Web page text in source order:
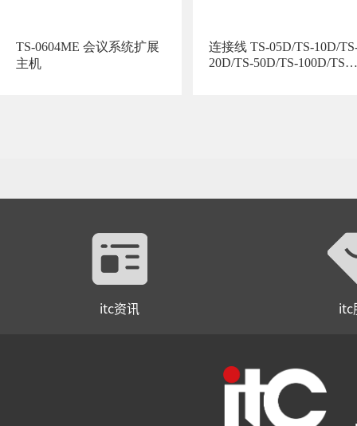
TS-0604ME 会议系统扩展
主机
连接线 TS-05D/TS-10D/
20D/TS-50D/TS-100D/TS-
itc资讯 itc